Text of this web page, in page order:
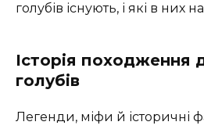
голубів існують, і які в них
Історія походження
голубів
Легенди, міфи й історичні